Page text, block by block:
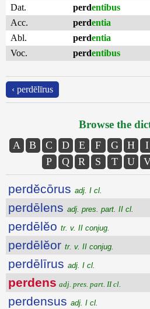
Dat.
perdentibus
Acc.
perdentia
Abl.
perdentia
Voc.
perdentibus
‹ perdēlīrus
Browse the
A B C D E F G H I
P
Q R S T U
perdĕcōrus adj. I cl.
perdēlens adj. pres. part. II cl.
perdēlĕo tr. v. II conjug.
perdēlĕor tr. v. II conjug.
perdēlīrus adj. I cl.
perdens adj. pres. part. II cl.
perdensus adj. I cl.